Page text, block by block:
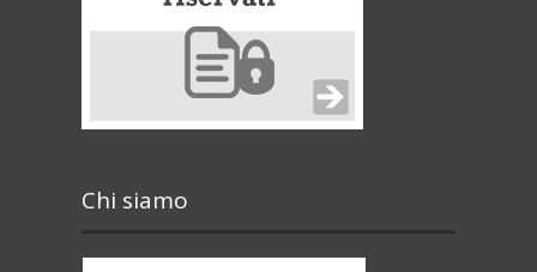
Chi siamo